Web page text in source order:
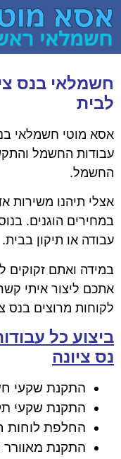
חשמלאי בנס
לבית
אסא מוטי חשמלאי
החשמל.
אצלי תיהנו משירות
במחירים הוגנים.
עבודה או תיקון בבית.
במידה ואתם זקוקים
אתכם ליצור איתי
לקוחות מרוצים בנס
ביצוע כל
נס ציונה
התקנת שקעי
התקנת שקעי
החלפת לוחות
התקנת